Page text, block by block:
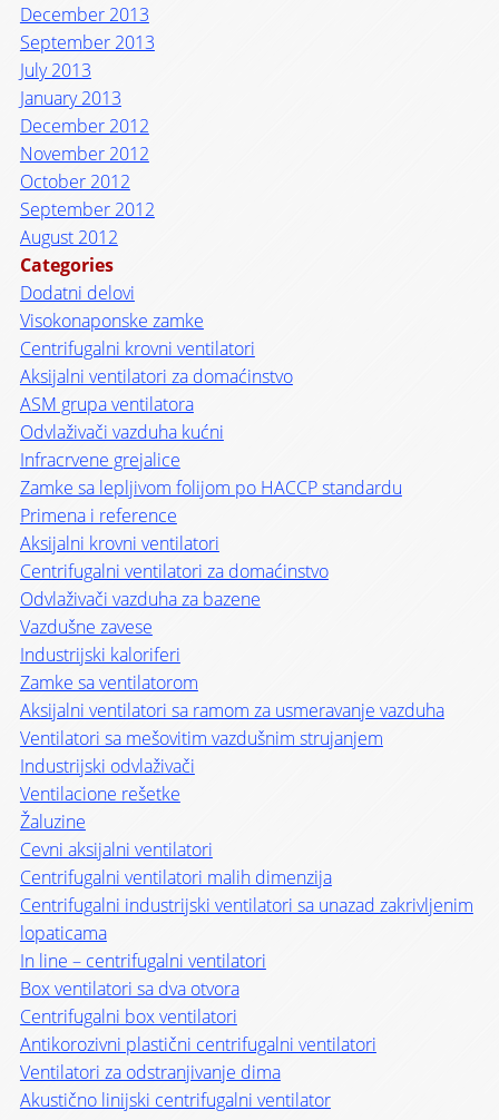
December 2013
September 2013
July 2013
January 2013
December 2012
November 2012
October 2012
September 2012
August 2012
Categories
Dodatni delovi
Visokonaponske zamke
Centrifugalni krovni ventilatori
Aksijalni ventilatori za domaćinstvo
ASM grupa ventilatora
Odvlaživači vazduha kućni
Infracrvene grejalice
Zamke sa lepljivom folijom po HACCP standardu
Primena i reference
Aksijalni krovni ventilatori
Centrifugalni ventilatori za domaćinstvo
Odvlaživači vazduha za bazene
Vazdušne zavese
Industrijski kaloriferi
Zamke sa ventilatorom
Aksijalni ventilatori sa ramom za usmeravanje vazduha
Ventilatori sa mešovitim vazdušnim strujanjem
Industrijski odvlaživači
Ventilacione rešetke
Žaluzine
Cevni aksijalni ventilatori
Centrifugalni ventilatori malih dimenzija
Centrifugalni industrijski ventilatori sa unazad zakrivljenim
lopaticama
In line – centrifugalni ventilatori
Box ventilatori sa dva otvora
Centrifugalni box ventilatori
Antikorozivni plastični centrifugalni ventilatori
Ventilatori za odstranjivanje dima
Akustično linijski centrifugalni ventilator